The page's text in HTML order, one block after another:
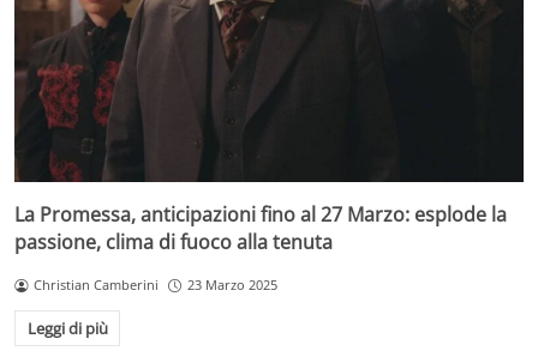
La Promessa, anticipazioni fino al 27 Marzo: esplode la
passione, clima di fuoco alla tenuta
Christian Camberini 23 Marzo 2025
Leggi di più